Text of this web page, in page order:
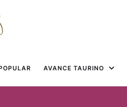
AVANCE TAURINO